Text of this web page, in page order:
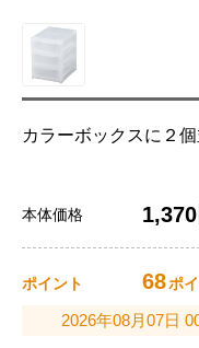
カラーボックスに２個
本体価格
ポイント 68ポ
2026年08月07日